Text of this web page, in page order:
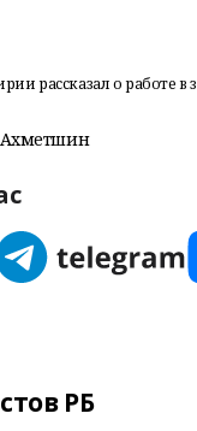
рассказал о работе в
РБ